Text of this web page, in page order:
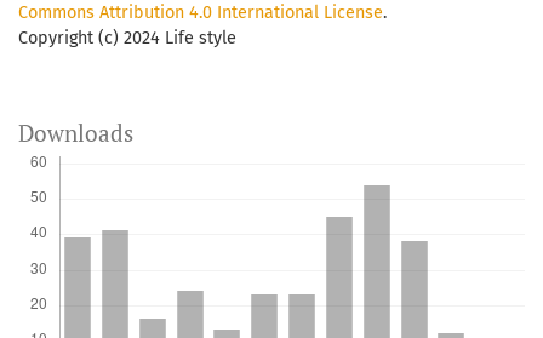
Commons Attribution 4.0 International License.
Copyright (c) 2024 Life style
Downloads